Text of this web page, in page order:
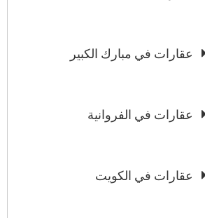
عقارات في مبارك الكبير
عقارات في الفروانية
عقارات في الكويت